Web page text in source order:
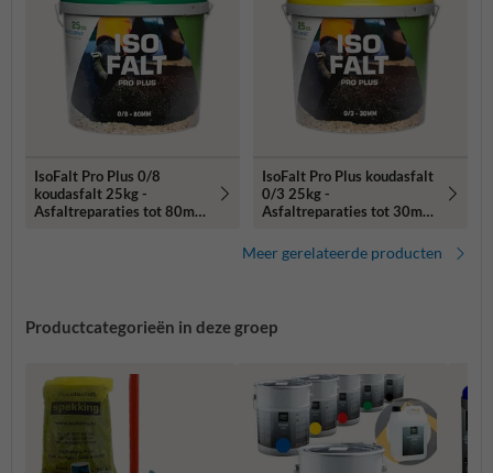
IsoFalt Pro Plus 0/8
koudasfalt 25kg -
Asfaltreparaties tot 80mm
IsoFalt Pro Plus koudasfalt
0/3 25kg -
Asfaltreparaties tot 30mm
Meer gerelateerde producten
Productcategorieën in deze groep